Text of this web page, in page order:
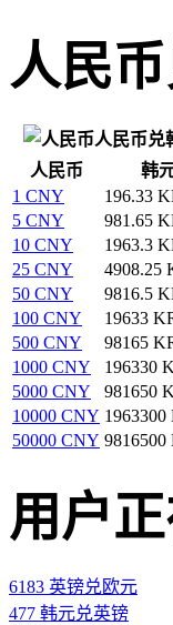
人民
人民币兑
人民币
韩
1 CNY
196.33
5 CNY
981.65
10 CNY
1963.3
25 CNY
4908.25
50 CNY
9816.5
100 CNY
19633
500 CNY
98165
1000 CNY
196330
5000 CNY
981650
10000 CNY 1963300
50000 CNY 9816500
用户
6183 英镑兑欧元
477 韩元兑英镑